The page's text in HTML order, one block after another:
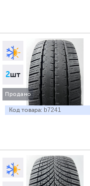
2шт
Продано
Код товара: b7241